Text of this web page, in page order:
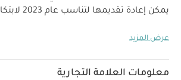
يمكن إعادة
وتفاصيل رقيقة، مما يجعلها إضافة فاخرة
الفستان بياقة كشكش وتطريزات رقيقة
عرض المزيد
معلومات العلامة التجارية